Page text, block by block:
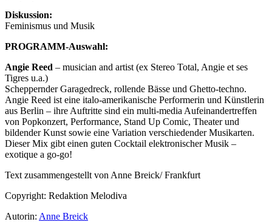
Diskussion:
Feminismus und Musik
PROGRAMM-Auswahl:
Angie Reed – musician and artist (ex Stereo Total, Angie et ses
Tigres u.a.)
Scheppernder Garagedreck, rollende Bässe und Ghetto-techno.
Angie Reed ist eine italo-amerikanische Performerin und Künstlerin
aus Berlin – ihre Auftritte sind ein multi-media Aufeinandertreffen
von Popkonzert, Performance, Stand Up Comic, Theater und
bildender Kunst sowie eine Variation verschiedender Musikarten.
Dieser Mix gibt einen guten Cocktail elektronischer Musik –
exotique a go-go!
Text zusammengestellt von Anne Breick/ Frankfurt
Copyright: Redaktion Melodiva
Autorin: Anne Breick